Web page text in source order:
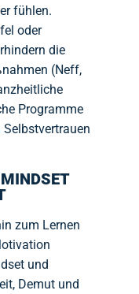
fühlen.
oder
die
(Neff,
Programme
zum Lernen
und
Demut und